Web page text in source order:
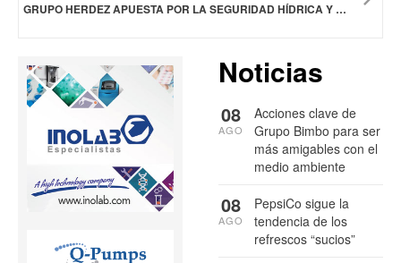
GRUPO HERDEZ APUESTA POR LA SEGURIDAD HÍDRICA Y LA INNOVACIÓN COMO PILARES DE SU SOSTENIBILIDAD EN MÉXICO
Noticias
Acciones clave de
Grupo Bimbo para ser
más amigables con el
medio ambiente
08
AGO
PepsiCo sigue la
tendencia de los
refrescos “sucios”
08
AGO